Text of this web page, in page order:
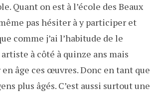
Quant on est à l’école des Beaux
pas hésiter à y participer et
comme j’ai l’habitude de le
artiste à côté à quinze ans mais
âge ces œuvres. Donc en tant que
plus âgés. C’est aussi surtout une